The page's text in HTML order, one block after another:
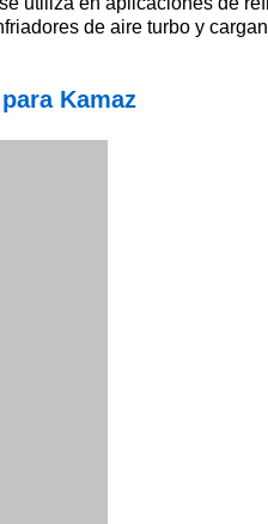
de aire turbo y
Kamaz